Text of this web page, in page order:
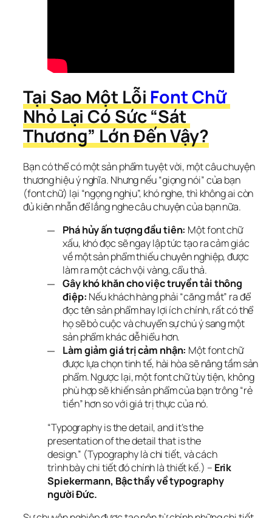
Tại Sao Một Lỗi Font Chữ
Nhỏ Lại Có Sức “Sát
Thương” Lớn Đến Vậy?
Bạn có thể có một sản phẩm tuyệt vời, một câu chuyện
thương hiệu ý nghĩa. Nhưng nếu “giọng nói” của bạn
(font chữ) lại “ngọng nghịu”, khó nghe, thì không ai còn
đủ kiên nhẫn để lắng nghe câu chuyện của bạn nữa.
Phá hủy ấn tượng đầu tiên: Một font chữ
xấu, khó đọc sẽ ngay lập tức tạo ra cảm giác
về một sản phẩm thiếu chuyên nghiệp, được
làm ra một cách vội vàng, cẩu thả.
Gây khó khăn cho việc truyền tải thông
điệp: Nếu khách hàng phải “căng mắt” ra để
đọc tên sản phẩm hay lợi ích chính, rất có thể
họ sẽ bỏ cuộc và chuyển sự chú ý sang một
sản phẩm khác dễ hiểu hơn.
Làm giảm giá trị cảm nhận: Một font chữ
được lựa chọn tinh tế, hài hòa sẽ nâng tầm sản
phẩm. Ngược lại, một font chữ tùy tiện, không
phù hợp sẽ khiến sản phẩm của bạn trông “rẻ
tiền” hơn so với giá trị thực của nó.
“Typography is the detail, and it’s the
presentation of the detail that is the
design.” (Typography là chi tiết, và cách
trình bày chi tiết đó chính là thiết kế.) – Erik
Spiekermann, Bậc thầy về typography
người Đức.